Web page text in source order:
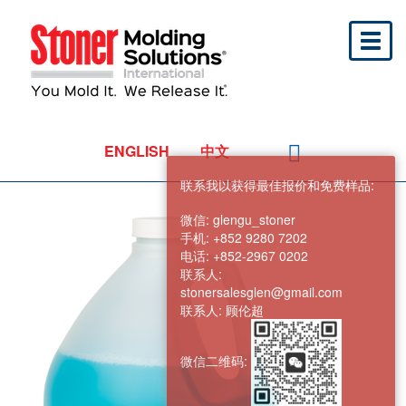
ENGLISH 中文
联系我以获得最佳报价和免费样品:
微信: glengu_stoner
手机: +852 9280 7202
电话: +852-2967 0202
联系人:
stonersalesglen@gmail.com
联系人: 顾伦超
微信二维码: